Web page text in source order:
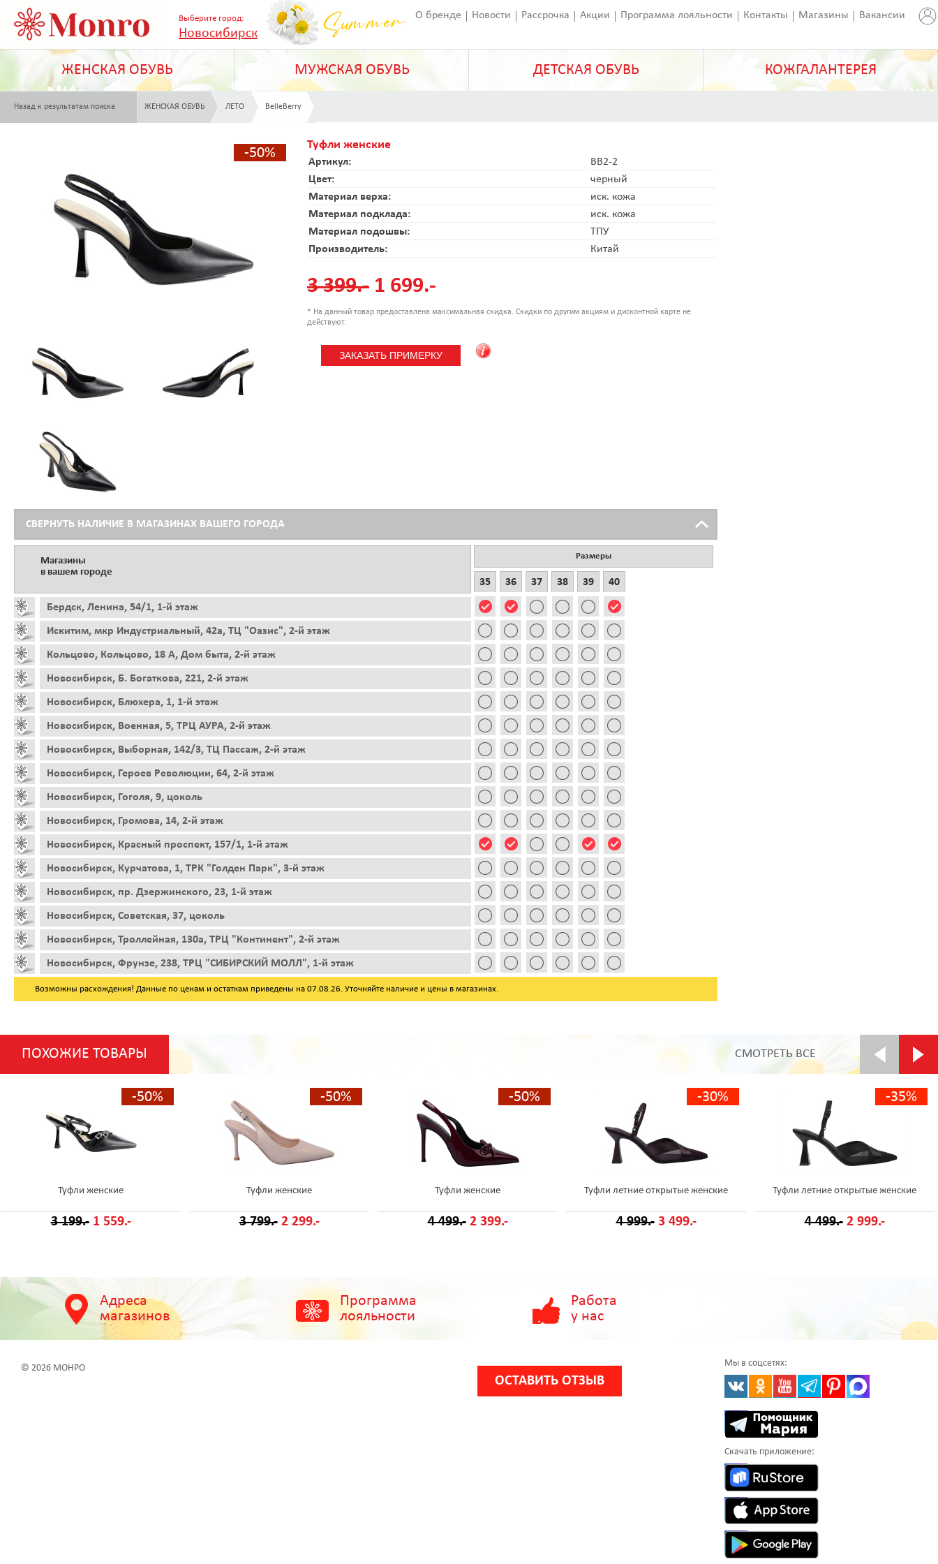
Выберите город:
Новосибирск
О бренде Новости Рассрочка Акции Программа лояльности Контакты Магазины Вакансии
ЖЕНСКАЯ ОБУВЬ МУЖСКАЯ ОБУВЬ ДЕТСКАЯ ОБУВЬ КОЖГАЛАНТЕРЕЯ
Назад к результатам поиска ЖЕНСКАЯ ОБУВЬ ЛЕТО BelleBerry
-50%
Туфли женские
Артикул:
BB2-2
Цвет:
черный
Материал верха:
иск. кожа
Материал подклада:
иск. кожа
Материал подошвы:
ТПУ
Производитель:
Китай
3 399.- 1 699.-
* На данный товар предоставлена максимальная скидка. Скидки по другим акциям и дисконтной карте не
действуют.
СВЕРНУТЬ НАЛИЧИЕ В МАГАЗИНАХ ВАШЕГО ГОРОДА
Магазины
в вашем городе
Бердск, Ленина, 54/1, 1-й этаж
Искитим, мкр Индустриальный, 42а, ТЦ "Оазис", 2-й этаж
Кольцово, Кольцово, 18 А, Дом быта, 2-й этаж
Новосибирск, Б. Богаткова, 221, 2-й этаж
Новосибирск, Блюхера, 1, 1-й этаж
Новосибирск, Военная, 5, ТРЦ АУРА, 2-й этаж
Новосибирск, Выборная, 142/3, ТЦ Пассаж, 2-й этаж
Новосибирск, Героев Революции, 64, 2-й этаж
Новосибирск, Гоголя, 9, цоколь
Новосибирск, Громова, 14, 2-й этаж
Новосибирск, Красный проспект, 157/1, 1-й этаж
Новосибирск, Курчатова, 1, ТРК "Голден Парк", 3-й этаж
Новосибирск, пр. Дзержинского, 23, 1-й этаж
Новосибирск, Советская, 37, цоколь
Новосибирск, Троллейная, 130а, ТРЦ "Континент", 2-й этаж
Новосибирск, Фрунзе, 238, ТРЦ "СИБИРСКИЙ МОЛЛ", 1-й этаж
Размеры
35 36 37 38 39 40
Возможны расхождения! Данные по ценам и остаткам приведены на 07.08.26. Уточняйте наличие и цены в магазинах.
ПОХОЖИЕ ТОВАРЫ СМОТРЕТЬ ВСЕ
-50%
Туфли женские
3 199.- 1 559.-
-50%
Туфли женские
3 799.- 2 299.-
-50%
Туфли женские
4 499.- 2 399.-
-30%
Туфли летние открытые женские
4 999.- 3 499.-
-35%
Туфли летние открытые женские
4 499.- 2 999.-
Адреса
магазинов
Программа
лояльности
Работа
у нас
© 2026 МОНРО
ОСТАВИТЬ ОТЗЫВ
Мы в соцсетях:
Скачать приложение: